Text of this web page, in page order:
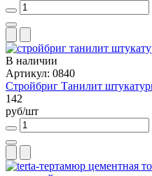
В наличии
Артикул: 0840
Стройбриг Танилит
142
руб/шт